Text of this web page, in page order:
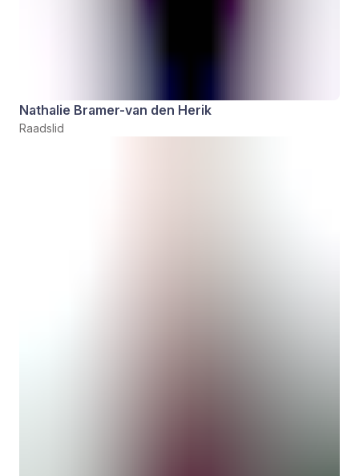
Nathalie Bramer-van den Herik
Raadslid